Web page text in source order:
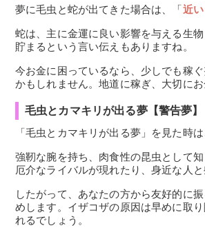
夢に毛虫と蛇が出てきた場合は、「近
蛇は、主に金運に良い影響を与える生
貯まるという言い伝えもありますね。
今お金に困っているなら、少しでも稼
かもしれません。地道に稼ぎ、大切に
毛虫とカマキリが出る夢【警告夢】
「毛虫とカマキリが出る夢」を見た時
強靭な腕を持ち、肉食性の昆虫として
厄介なライバルが現れたり、身近な人
したがって、あなたの方から友好的に
めします。イザコザの原因は早めに取
れるでしょう。